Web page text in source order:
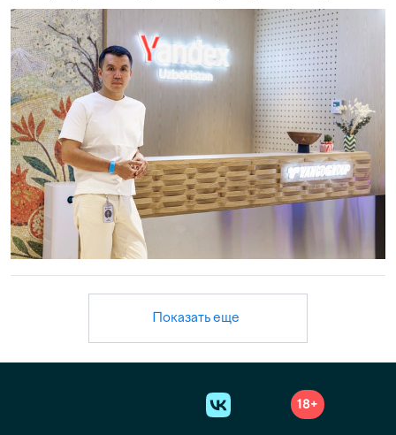
Показать еще
18+